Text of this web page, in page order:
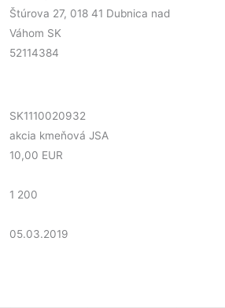
Štúrova 27, 018 41 Dubnica nad
Váhom SK
52114384
SK1110020932
akcia kmeňová JSA
10,00 EUR
1 200
05.03.2019